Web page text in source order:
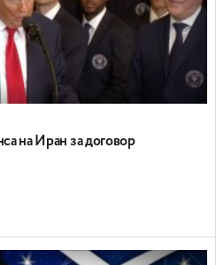
на Иран за договор